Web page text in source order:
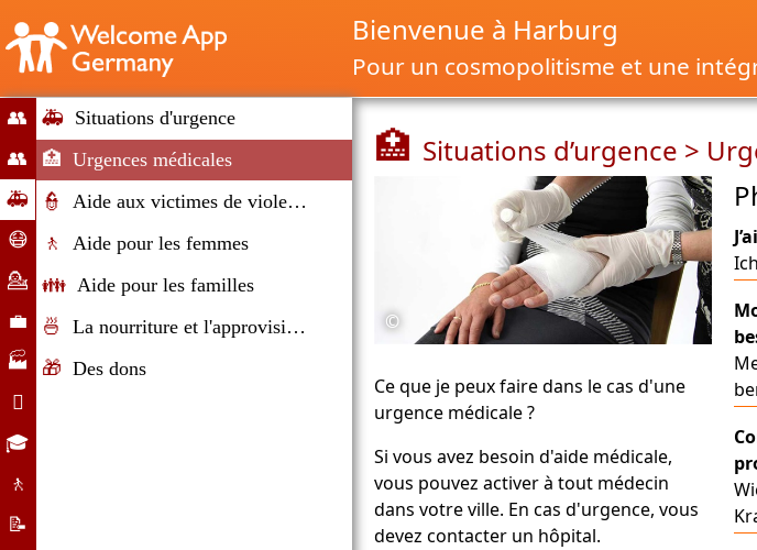
Bienvenue à Harburg
Pour un cosmopolitisme et une
👥
mise
sur
le
marché
👥
Migration
et
immigration
🚑
Situations
d’urgence
😷
Corona-
💁
Counseling
💼
Marché
travail
🏭
Entreprises

Vie
🎓
Possibilités
d’éducation
🚶
Régime
📝
🚑 Situations d'urgence
🏥 Urgences médicales
👮
Aide aux victimes de violence
🚶
Aide pour les femmes
👪 Aide pour les familles
🍜
La nourriture et l'approvisionnement
🎁 Des dons
🏥 Situations d’urgence >
©
Ce que je peux faire dans le cas d'une
urgence médicale ?
Si vous avez besoin d'aide médicale,
vous pouvez activer à tout médecin
dans votre ville. En cas d'urgence, vous
devez contacter un hôpital.